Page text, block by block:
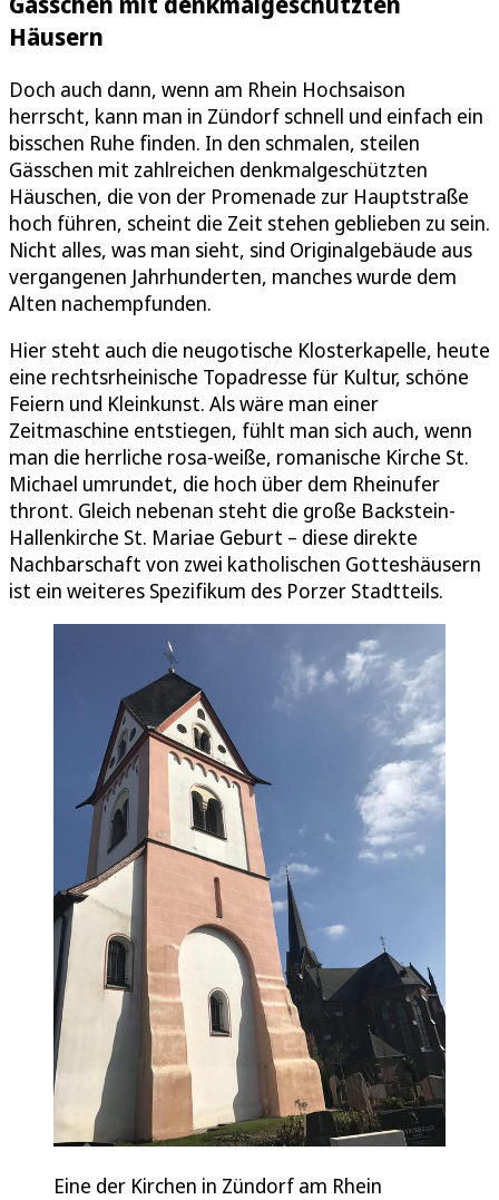
Häusern
Doch auch dann, wenn am Rhein Hochsaison
herrscht, kann man in Zündorf schnell und einfach ein
bisschen Ruhe finden. In den schmalen, steilen
Gässchen mit zahlreichen denkmalgeschützten
Häuschen, die von der Promenade zur Hauptstraße
hoch führen, scheint die Zeit stehen geblieben zu sein.
Nicht alles, was man sieht, sind Originalgebäude aus
vergangenen Jahrhunderten, manches wurde dem
Alten nachempfunden.
Hier steht auch die neugotische Klosterkapelle, heute
eine rechtsrheinische Topadresse für Kultur, schöne
Feiern und Kleinkunst. Als wäre man einer
Zeitmaschine entstiegen, fühlt man sich auch, wenn
man die herrliche rosa-weiße, romanische Kirche St.
Michael umrundet, die hoch über dem Rheinufer
thront. Gleich nebenan steht die große Backstein-
Hallenkirche St. Mariae Geburt – diese direkte
Nachbarschaft von zwei katholischen Gotteshäusern
ist ein weiteres Spezifikum des Porzer Stadtteils.
Eine der Kirchen in Zündorf am Rhein